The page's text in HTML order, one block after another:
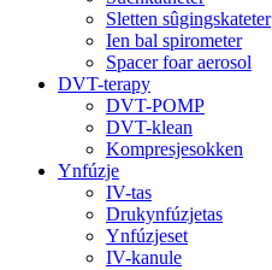
Sletten sûgingskateter
Ien bal spirometer
Spacer foar aerosol
DVT-terapy
DVT-POMP
DVT-klean
Kompresjesokken
Ynfúzje
IV-tas
Drukynfúzjetas
Ynfúzjeset
IV-kanule